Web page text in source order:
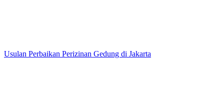
Usulan Perbaikan Perizinan Gedung di Jakarta